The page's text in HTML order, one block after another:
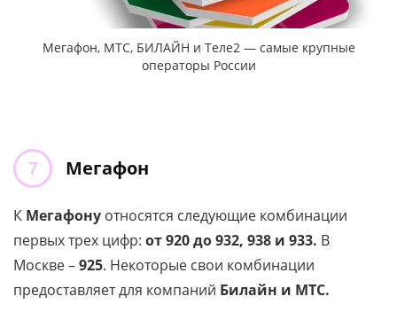
Мегафон, МТС, БИЛАЙН и Теле2 — самые крупные
операторы России
Мегафон
К Мегафону относятся следующие комбинации
первых трех цифр: от 920 до 932, 938 и 933. В
Москве –925. Некоторые свои комбинации
предоставляет для компаний Билайн и МТС.